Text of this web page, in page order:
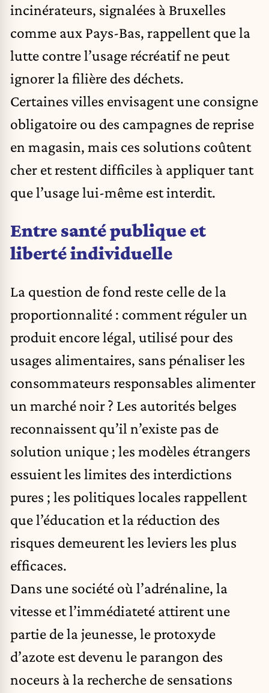
incinérateurs, signalées à Bruxelles
comme aux Pays-Bas, rappellent que la
lutte contre l’usage récréatif ne peut
ignorer la filière des déchets.
Certaines villes envisagent une consigne
obligatoire ou des campagnes de reprise
en magasin, mais ces solutions coûtent
cher et restent difficiles à appliquer tant
que l’usage lui-même est interdit.
Entre santé publique et
liberté individuelle
La question de fond reste celle de la
proportionnalité : comment réguler un
produit encore légal, utilisé pour des
usages alimentaires, sans pénaliser les
consommateurs responsables alimenter
un marché noir ? Les autorités belges
reconnaissent qu’il n’existe pas de
solution unique ; les modèles étrangers
essuient les limites des interdictions
pures ; les politiques locales rappellent
que l’éducation et la réduction des
risques demeurent les leviers les plus
efficaces.
Dans une société où l’adrénaline, la
vitesse et l’immédiateté attirent une
partie de la jeunesse, le protoxyde
d’azote est devenu le parangon des
noceurs à la recherche de sensations